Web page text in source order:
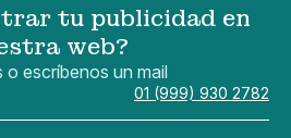
tu publicidad en
web?
o escríbenos un mail
01 (999) 930 2782